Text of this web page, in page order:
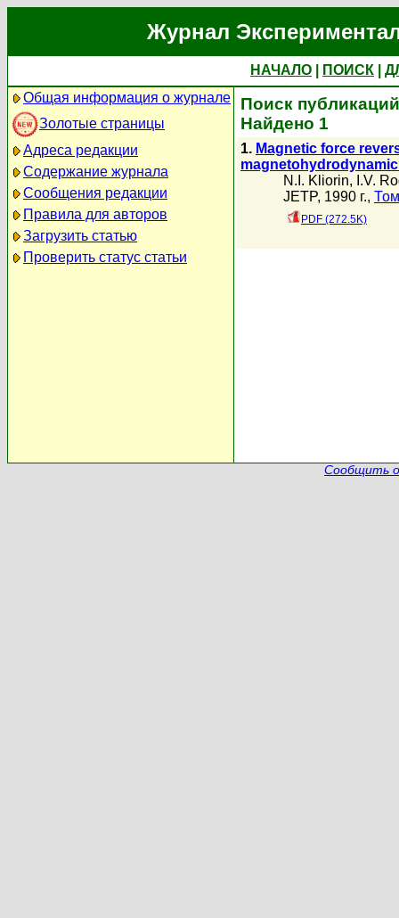
Журнал
НАЧАЛО ПОИСК
Общая информация о журнале
Золотые страницы
Адреса редакции
Содержание журнала
Сообщения редакции
Правила для авторов
Загрузить статью
Проверить статус статьи
Поиск
Найдено 1
1. Magnetic force
N.I. Kliorin, I.V.
JETP, 1990 г.,
PDF (272.5K)
Сообщить о